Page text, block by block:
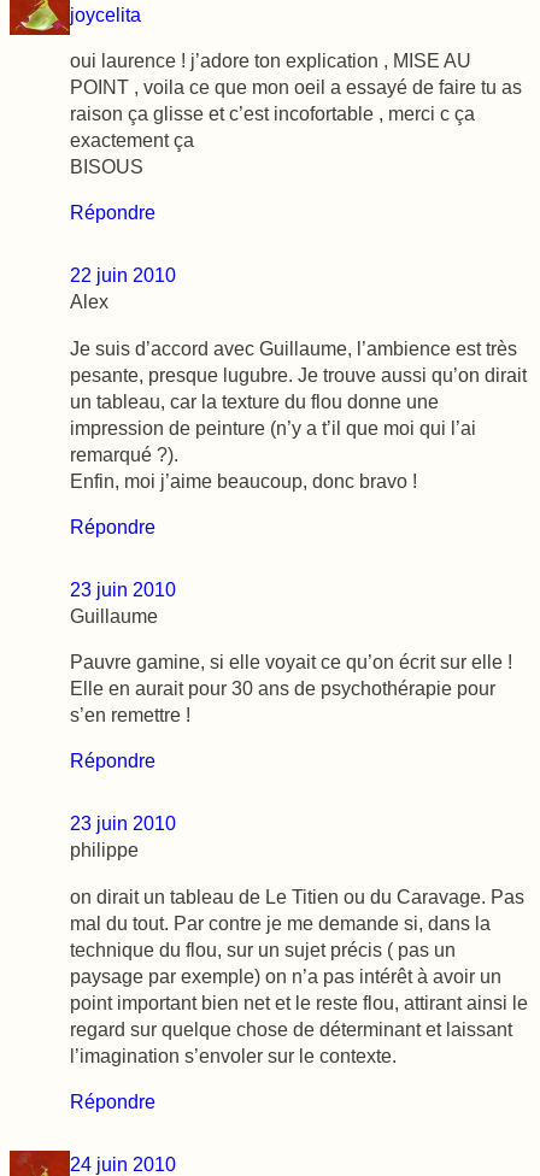
joycelita
oui laurence ! j’adore ton explication , MISE AU
POINT , voila ce que mon oeil a essayé de faire tu as
raison ça glisse et c’est incofortable , merci c ça
exactement ça
BISOUS
Répondre
22 juin 2010
Alex
Je suis d’accord avec Guillaume, l’ambience est très
pesante, presque lugubre. Je trouve aussi qu’on dirait
un tableau, car la texture du flou donne une
impression de peinture (n’y a t’il que moi qui l’ai
remarqué ?).
Enfin, moi j’aime beaucoup, donc bravo !
Répondre
23 juin 2010
Guillaume
Pauvre gamine, si elle voyait ce qu’on écrit sur elle !
Elle en aurait pour 30 ans de psychothérapie pour
s’en remettre !
Répondre
23 juin 2010
philippe
on dirait un tableau de Le Titien ou du Caravage. Pas
mal du tout. Par contre je me demande si, dans la
technique du flou, sur un sujet précis ( pas un
paysage par exemple) on n’a pas intérêt à avoir un
point important bien net et le reste flou, attirant ainsi le
regard sur quelque chose de déterminant et laissant
l’imagination s’envoler sur le contexte.
Répondre
24 juin 2010